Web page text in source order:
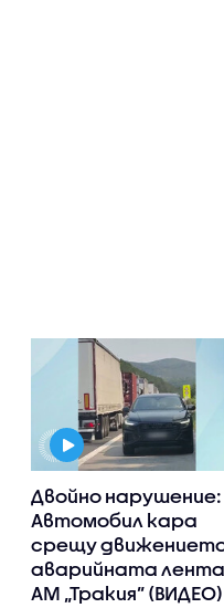
Двойно нарушение:
Автомобил кара
срещу
аварийната
АМ „Тракия” (ВИДЕО)